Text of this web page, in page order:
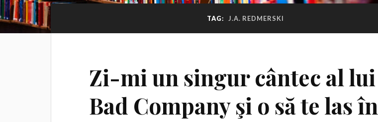
TAG: J.A. REDMERSKI
Zi-mi un singur cântec al lui
Bad Company şi o să te las în